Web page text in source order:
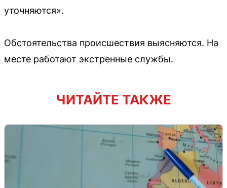
уточняются».
Обстоятельства происшествия выясняются. На
месте работают экстренные службы.
ЧИТАЙТЕ ТАКЖЕ